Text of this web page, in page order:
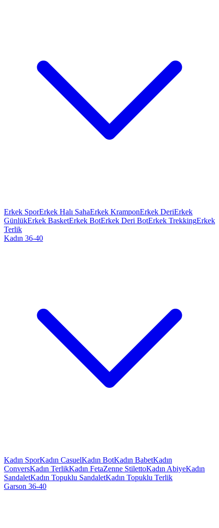
Erkek SporErkek Halı SahaErkek KramponErkek DeriErkek
GünlükErkek BasketErkek BotErkek Deri BotErkek TrekkingErkek
Terlik
Kadın 36-40
Kadın SporKadın CasuelKadın BotKadın BabetKadın
ConversKadın TerlikKadın FetaZenne StilettoKadın AbiyeKadın
SandaletKadın Topuklu SandaletKadın Topuklu Terlik
Garson 36-40